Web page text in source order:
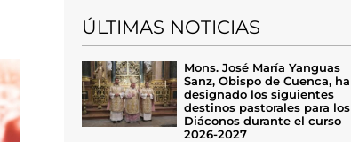
ÚLTIMAS NOTICIAS
Mons. José María Yanguas
Sanz, Obispo de Cuenca, ha
designado los siguientes
destinos pastorales para los
Diáconos durante el curso
2026-2027